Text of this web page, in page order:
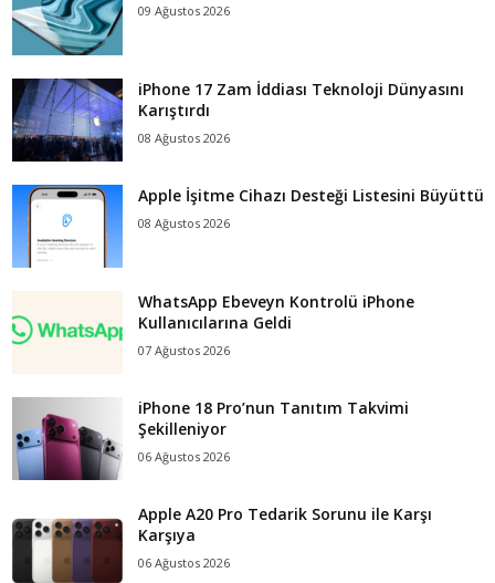
09 Ağustos 2026
iPhone 17 Zam İddiası Teknoloji Dünyasını
Karıştırdı
08 Ağustos 2026
Apple İşitme Cihazı Desteği Listesini Büyüttü
08 Ağustos 2026
WhatsApp Ebeveyn Kontrolü iPhone
Kullanıcılarına Geldi
07 Ağustos 2026
iPhone 18 Pro’nun Tanıtım Takvimi
Şekilleniyor
06 Ağustos 2026
Apple A20 Pro Tedarik Sorunu ile Karşı
Karşıya
06 Ağustos 2026